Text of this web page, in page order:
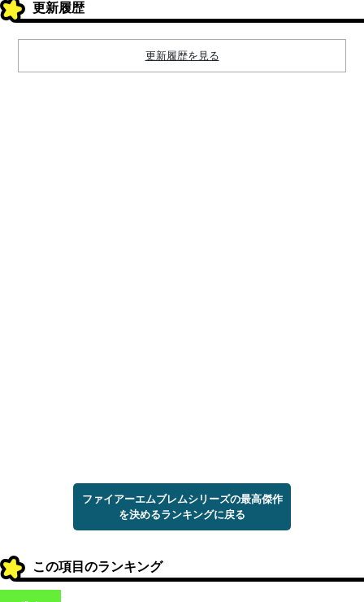
更新履歴
更新履歴を見る
ファイアーエムブレムシリーズの最高傑作
を決めるランキングに戻る
この項目のランキング